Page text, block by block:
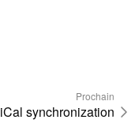
Prochain
iCal synchronization